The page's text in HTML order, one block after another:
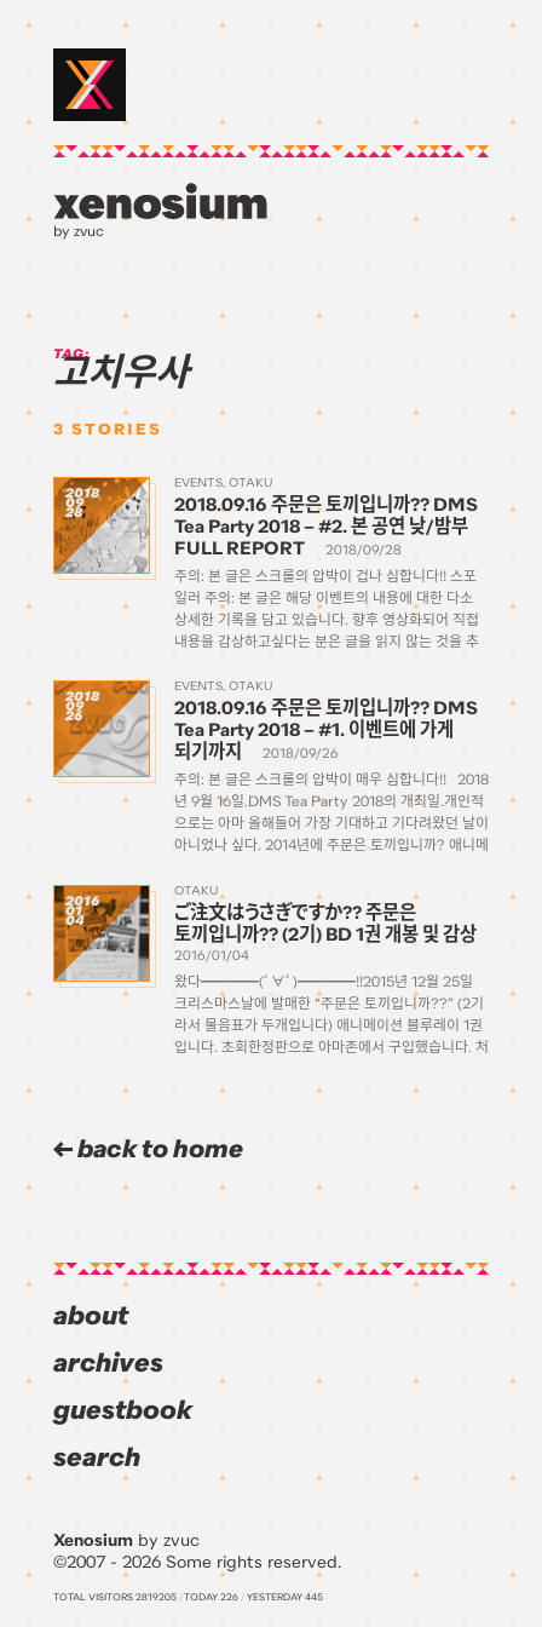
by zvuc
TAG:
고치우사
3 STORIES
2018
09
28
EVENTS OTAKU
2018.09.16 주문은 토끼입니까?? DMS
Tea Party 2018 – #2. 본 공연 낮/밤부
FULL REPORT
2018/09/28
주의: 본 글은 스크롤의 압박이 겁나 심합니다!! 스포
일러 주의: 본 글은 해당 이벤트의 내용에 대한 다소
상세한 기록을 담고 있습니다. 향후 영상화되어 직접
내용을 감상하고싶다는 분은 글을 읽지 않는 것을 추
ですか？？DMS Tea Party 2018본 공연 […]
2018
09
26
EVENTS OTAKU
2018.09.16 주문은 토끼입니까?? DMS
Tea Party 2018 – #1. 이벤트에 가게
되기까지
2018/09/26
주의: 본 글은 스크롤의 압박이 매우 심합니다!! 2018
년 9월 16일.DMS Tea Party 2018의 개최일.개인적
으로는 아마 올해들어 가장 기대하고 기다려왔던 날이
아니었나 싶다. 2014년에 주문은 토끼입니까? 애니메
토크나 이런저런 코너들, 미니라이브를 하는 내용으로
[…]
2016
01
04
OTAKU
ご注文はうさぎですか?? 주문은
토끼입니까?? (2기) BD 1권 개봉 및 감상
2016/01/04
왔다━━━━(ﾟ∀ﾟ)━━━━!!2015년 12월 25일
크리스마스날에 발매한 “주문은 토끼입니까??” (2기
라서 물음표가 두개입니다) 애니메이션 블루레이 1권
입니다. 초회한정판으로 아마존에서 구입했습니다. 처
레이인만큼 전권구입 특전을 모아보고자 아마존 할인
back to home
about
archives
guestbook
search
Xenosium by zvuc
©2007 - 2026 Some rights reserved.
TOTAL VISITORS 2819205 /TODAY 226 / YESTERDAY 445